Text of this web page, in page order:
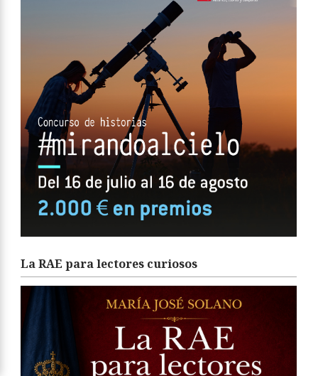
La RAE para lectores curiosos